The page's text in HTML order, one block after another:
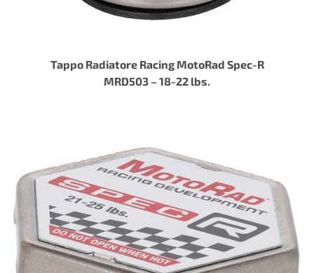
Tappo Radiatore Racing MotoRad Spec-R
MRD503 – 18-22 lbs.